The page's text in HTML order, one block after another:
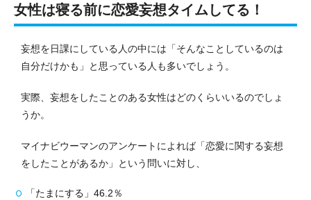
女性は寝る前に恋愛妄想タイムしてる！
妄想を日課にしている人の中には「そんなことしているのは
自分だけかも」と思っている人も多いでしょう。
実際、妄想をしたことのある女性はどのくらいいるのでしょ
うか。
マイナビウーマンのアンケートによれば「恋愛に関する妄想
をしたことがあるか」という問いに対し、
「たまにする」46.2％